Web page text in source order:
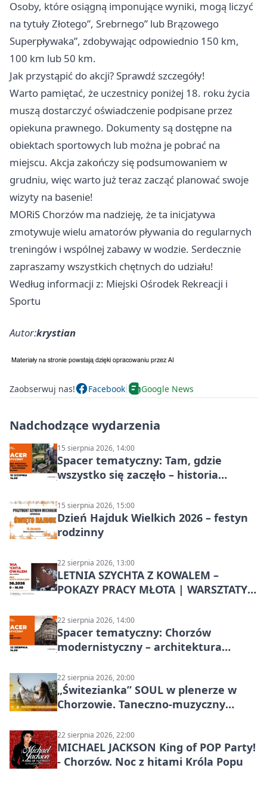
Osoby, które osiągną imponujące wyniki, mogą liczyć
na tytuły Złotego”, Srebrnego” lub Brązowego
Superpływaka”, zdobywając odpowiednio 150 km,
100 km lub 50 km.
Jak przystąpić do akcji? Sprawdź szczegóły!
Warto pamiętać, że uczestnicy poniżej 18. roku życia
muszą dostarczyć oświadczenie podpisane przez
opiekuna prawnego. Dokumenty są dostępne na
obiektach sportowych lub można je pobrać na
miejscu. Akcja zakończy się podsumowaniem w
grudniu, więc warto już teraz zacząć planować swoje
wizyty na basenie!
MORiS Chorzów ma nadzieję, że ta inicjatywa
zmotywuje wielu amatorów pływania do regularnych
treningów i wspólnej zabawy w wodzie. Serdecznie
zapraszamy wszystkich chętnych do udziału!
Według informacji z: Miejski Ośrodek Rekreacji i
Sportu
Autor:krystian
Zaobserwuj nas! Facebook Google News
Nadchodzące wydarzenia
15 sierpnia 2026, 14:00
Spacer tematyczny: Tam, gdzie
wszystko się zaczęło – historia
15 sierpnia 2026, 15:00
Dzień Hajduk Wielkich 2026 – festyn
rodzinny
22 sierpnia 2026, 13:00
LETNIA SZYCHTA Z KOWALEM –
POKAZY PRACY MŁOTA | WARSZTATY
22 sierpnia 2026, 14:00
Spacer tematyczny: Chorzów
modernistyczny – architektura
22 sierpnia 2026, 20:00
„Świtezianka” SOUL w plenerze w
Chorzowie. Taneczno-muzyczny
22 sierpnia 2026, 22:00
MICHAEL JACKSON King of POP Party!
- Chorzów. Noc z hitami Króla Popu